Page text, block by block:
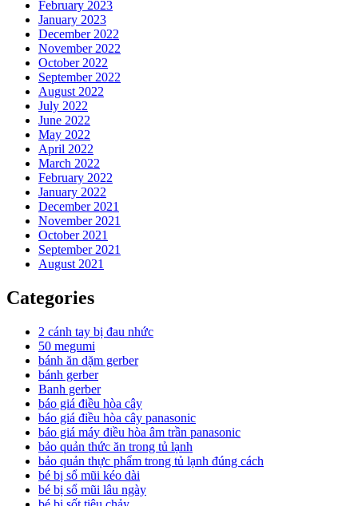
February 2023
January 2023
December 2022
November 2022
October 2022
September 2022
August 2022
July 2022
June 2022
May 2022
April 2022
March 2022
February 2022
January 2022
December 2021
November 2021
October 2021
September 2021
August 2021
Categories
2 cánh tay bị đau nhức
50 megumi
bánh ăn dặm gerber
bánh gerber
Banh gerber
báo giá điều hòa cây
báo giá điều hòa cây panasonic
báo giá máy điều hòa âm trần panasonic
bảo quản thức ăn trong tủ lạnh
bảo quản thực phẩm trong tủ lạnh đúng cách
bé bị sổ mũi kéo dài
bé bị sổ mũi lâu ngày